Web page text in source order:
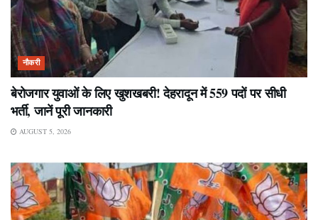
नौकरी
बेरोजगार युवाओं के लिए खुशखबरी! देहरादून में 559 पदों पर सीधी
भर्ती, जानें पूरी जानकारी
AUGUST 5, 2026